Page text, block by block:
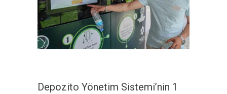
Depozito Yönetim Sistemi’nin 1